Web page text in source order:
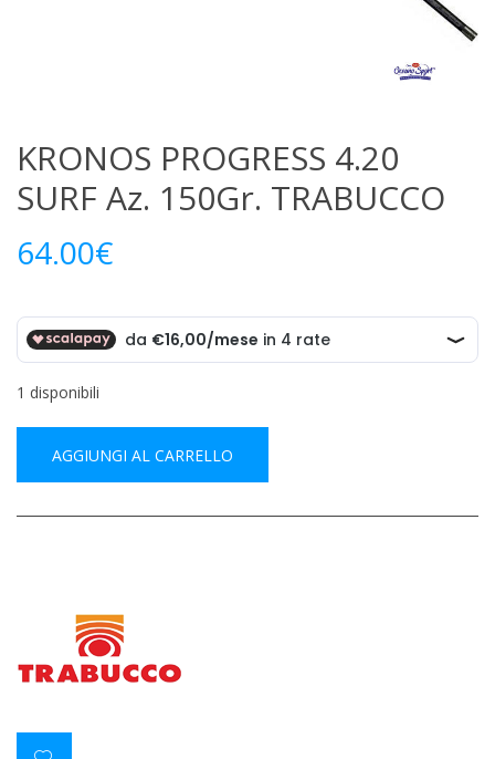
KRONOS PROGRESS 4.20
SURF Az. 150Gr. TRABUCCO
64.00€
1 disponibili
AGGIUNGI AL CARRELLO